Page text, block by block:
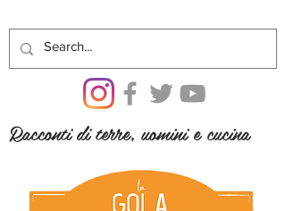
Racconti di terre, uomini e cucina